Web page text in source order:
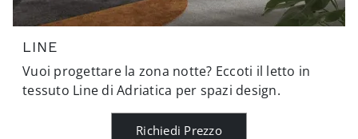
LINE
Vuoi progettare la zona notte? Eccoti il letto in
tessuto Line di Adriatica per spazi design.
Richiedi Prezzo